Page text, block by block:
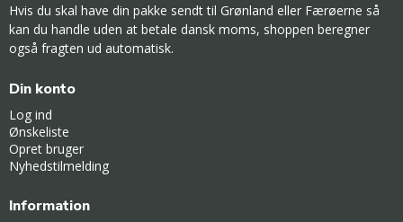
Hvis du skal have din pakke sendt til Grønland eller Færøerne så
kan du handle uden at betale dansk moms, shoppen beregner
også fragten ud automatisk.
Din konto
Log ind
Ønskeliste
Opret bruger
Nyhedstilmelding
Information